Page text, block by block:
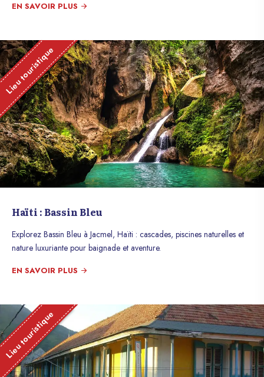
EN SAVOIR PLUS
Lieu touristique
Haïti : Bassin Bleu
Explorez Bassin Bleu à Jacmel, Haïti : cascades, piscines naturelles et
nature luxuriante pour baignade et aventure.
EN SAVOIR PLUS
Lieu touristique